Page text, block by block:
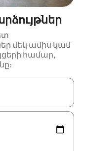
մեկ ամիս կամ
համար,
սլաքների